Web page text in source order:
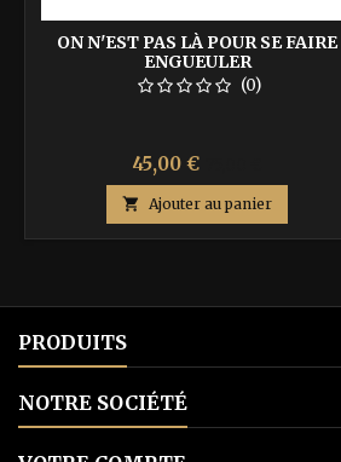
ON N'EST PAS LÀ POUR SE FAIRE
ENGUEULER
(0)
Prix
45,00 €
base
 Ajouter au panier
PRODUITS
NOTRE SOCIÉTÉ